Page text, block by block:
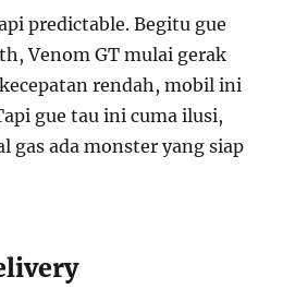
predictable. Begitu gue
Venom GT mulai gerak
rendah, mobil ini
gue tau ini cuma ilusi,
gas ada monster yang siap